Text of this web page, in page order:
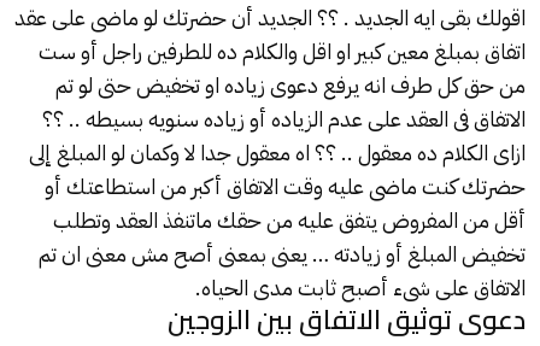
اقولك بقى ايه الجديد . ؟؟ الجديد أن حضرتك لو ماضى على عقد
اتفاق بمبلغ معين كبير او اقل والكلام ده للطرفين راجل أو ست
من حق كل طرف انه يرفع دعوى زياده او تخفيض حتى لو تم
الاتفاق فى العقد على عدم الزياده أو زياده سنويه بسيطه .. ؟؟
ازاى الكلام ده معقول .. ؟؟ اه معقول جدا لا وكمان لو المبلغ إلى
حضرتك كنت ماضى عليه وقت الاتفاق أكبر من استطاعتك أو
أقل من المفروض يتفق عليه من حقك ماتنفذ العقد وتطلب
تخفيض المبلغ أو زيادته … يعنى بمعنى أصح مش معنى ان تم
الاتفاق على شىء أصبح ثابت مدى الحياه.
دعوى توثيق الاتفاق بين الزوجين